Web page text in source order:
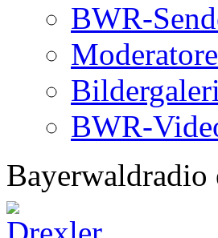
BWR-
BWR-
Bayerwaldradio